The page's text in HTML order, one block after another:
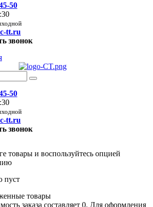
50
tt.ru
звонок
50
tt.ru
звонок
товары и воспользуйтесь опцией
пуст
товары
заказа составляет 0. Для оформления